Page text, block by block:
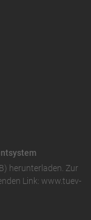
herunterladen. Zur
Link: www.tuev-